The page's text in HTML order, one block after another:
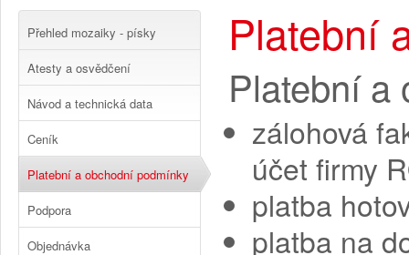
Přehled mozaiky - písky
Atesty a osvědčení
Návod a technická data
Ceník
Platební a obchodní podmínky
Podpora
Objednávka
Platební
Platební a
zálohová
účet firmy
platba
platba na